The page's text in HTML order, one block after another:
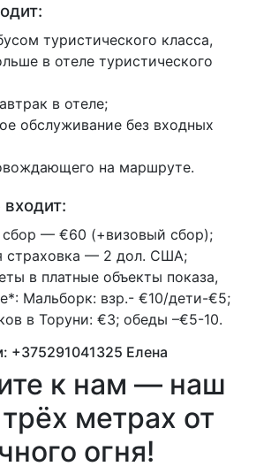
туристического класса,
в отеле туристического
в отеле;
обслуживание без входных
на маршруте.
сбор — €60 (+визовый сбор);
страховка — 2 дол. США;
в платные объекты показа,
Мальборк: взр.- €10/дети-€5;
в Торуни: €3; обеды –€5-10.
+375291041325 Елена
к нам — наш
метрах от
огня!